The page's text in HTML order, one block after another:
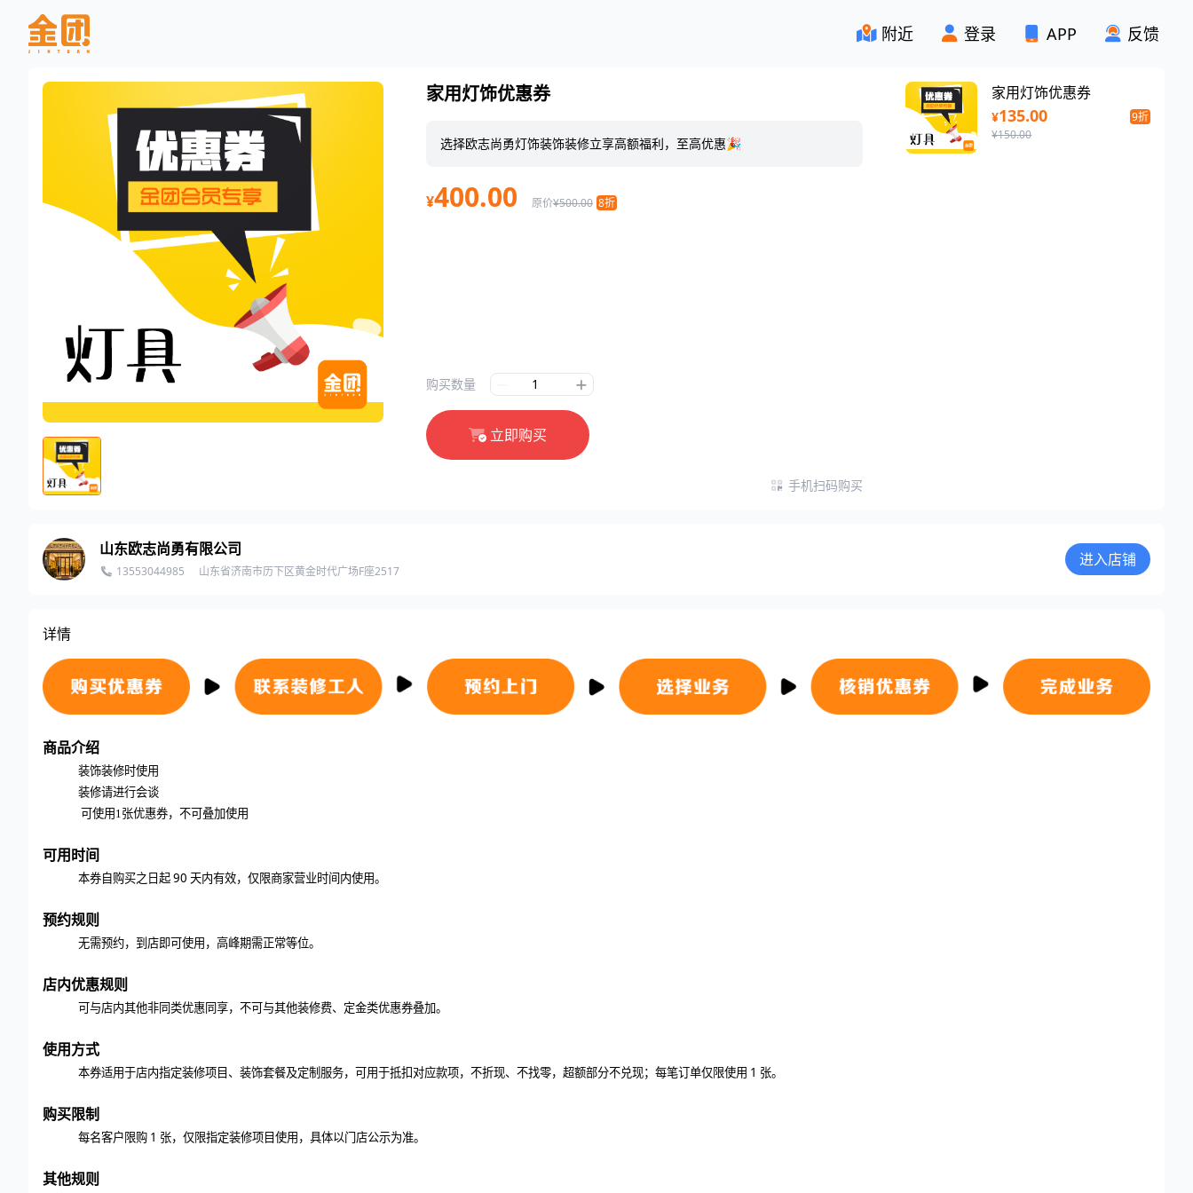
附近 登录 APP 反馈
家用灯饰优惠券
选择欧志尚勇灯饰装饰装修立享高额福利，至高优惠🎉
¥400.00 原价¥500.00 8折
购买数量
立即购买
手机扫码购买
家用灯饰优惠券
¥135.00
9折
¥150.00
山东欧志尚勇有限公司
13553044985 山东省济南市历下区黄金时代广场F座2517
进入店铺
详情
商品介绍
装饰装修时使用
装修请进行会谈
可使用 1张优惠券，不可叠加使用
可用时间
本券自购买之日起 90 天内有效，仅限商家营业时间内使用。
预约规则
无需预约，到店即可使用，高峰期需正常等位。
店内优惠规则
可与店内其他非同类优惠同享，不可与其他装修费、定金类优惠券叠加。
使用 方式
本券适用于店内指定装修项目、装饰套餐及定制服务，可用于抵扣对应款项，不折现、不找零，超额部分不兑现；每笔订单仅限使用 1 张。
购买限制
每名客户限购 1 张，仅限指定装修项目使用，具体以门店公示为准。
其他规则